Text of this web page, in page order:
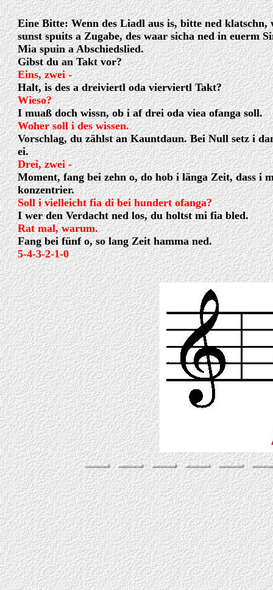
Eine Bitte: Wenn des Liadl aus is, bitte ned klatschn,
sunst spuits a Zugabe, des waar sicha ned in euerm
Mia spuin a Abschiedslied.
Gibst du an Takt vor?
Eins, zwei -
Halt, is des a dreiviertl oda vierviertl Takt?
Wieso?
I muaß doch wissn, ob i af drei oda viea ofanga soll.
Woher soll i des wissen.
Vorschlag, du zählst an Kauntdaun. Bei Null setz i
ei.
Drei, zwei -
Moment, fang bei zehn o, do hob i länga Zeit, dass i
konzentrier.
Soll i vielleicht fia di bei hundert ofanga?
I wer den Verdacht ned los, du holtst mi fia bled.
Rat mal, warum.
Fang bei fünf o, so lang Zeit hamma ned.
5-4-3-2-1-0